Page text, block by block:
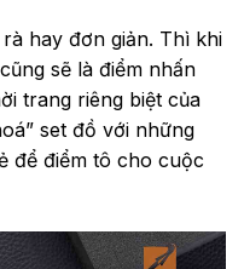
hay đơn giản. Thì khi
sẽ là điểm nhấn
trang riêng biệt của
set đồ với những
để điểm tô cho cuộc